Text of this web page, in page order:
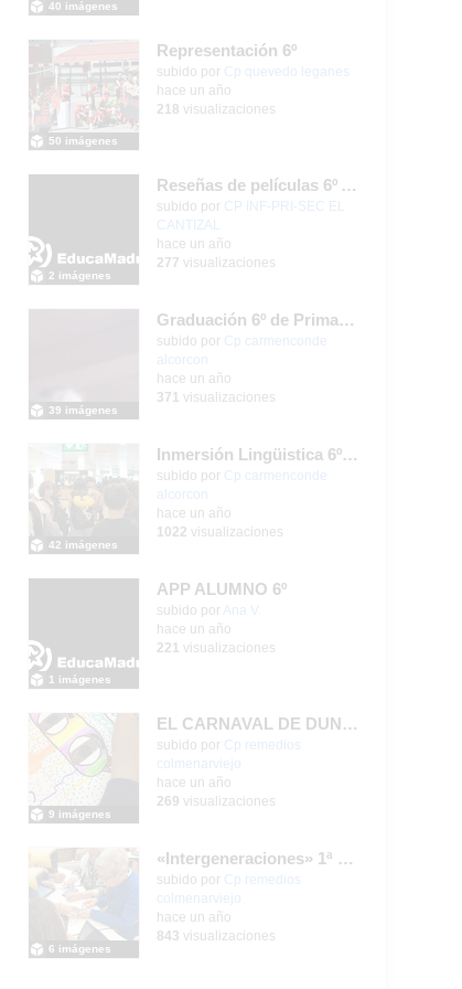
40 imágenes
Representación 6º
Contenido educativo.
subido por Cp quevedo leganes
50 imágenes
hace un año
218 visualizaciones
Reseñas de películas 6º A 2ª parte
Contenido educativo.
subido por CP INF-PRI-SEC EL
CANTIZAL
2 imágenes
hace un año
277 visualizaciones
Graduación 6º de Primaria 2024
subido por Cp carmenconde
alcorcon
39 imágenes
hace un año
371
visualizaciones
Inmersión Lingüistica 6ºEP
subido por Cp carmenconde
alcorcon
42 imágenes
hace un año
1022 visualizaciones
APP ALUMNO 6º
Contenido educativo.
subido por Ana V.
1 imágenes
hace un año
221
visualizaciones
EL CARNAVAL DE DUNKERQUE
Contenido educativo.
subido por Cp remedios
colmenarviejo
9 imágenes
hace un año
269 visualizaciones
«Intergeneraciones» 1ª Fase del proyecto ¡Vamos al CEPA!
Contenido educativo.
subido por Cp remedios
colmenarviejo
6 imágenes
hace un año
843 visualizaciones